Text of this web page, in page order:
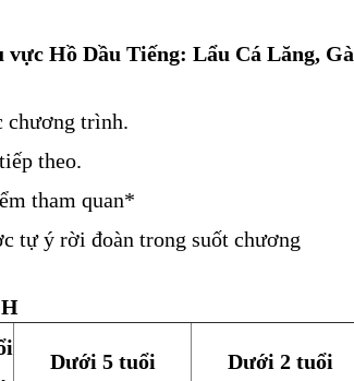
Hồ Dầu Tiếng: Lẩu Cá Lăng, Gà
chương trình.
theo.
tham quan*
tự ý rời đoàn trong suốt chương
Dưới 5 tuổi Dưới 2 tuổi